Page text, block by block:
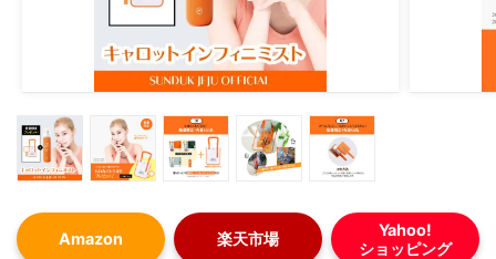
Amazon 楽天市場
Yahoo!
ショッピング